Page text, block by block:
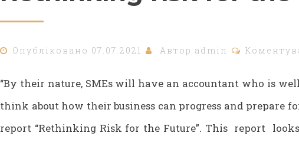
Опубліковано 07.07.2021 Автор admin
“By their nature, SMEs will have an accountant who is
think about how their business can progress and prepare
report “Rethinking Risk for the Future”. This report looks